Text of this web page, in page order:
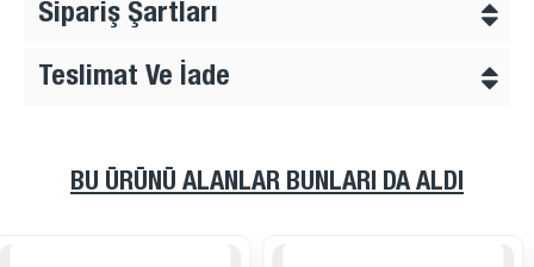
Sipariş Şartları
Teslimat Ve İade
BU ÜRÜNÜ ALANLAR BUNLARI DA ALDI